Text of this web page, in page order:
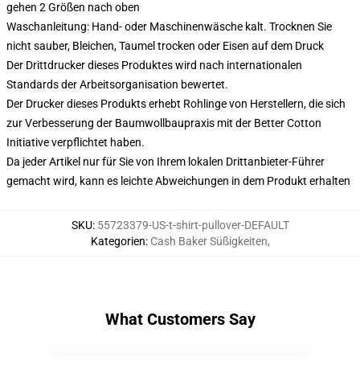
gehen 2 Größen nach oben
Waschanleitung: Hand- oder Maschinenwäsche kalt. Trocknen Sie
nicht sauber, Bleichen, Taumel trocken oder Eisen auf dem Druck
Der Drittdrucker dieses Produktes wird nach internationalen
Standards der Arbeitsorganisation bewertet.
Der Drucker dieses Produkts erhebt Rohlinge von Herstellern, die sich
zur Verbesserung der Baumwollbaupraxis mit der Better Cotton
Initiative verpflichtet haben.
Da jeder Artikel nur für Sie von Ihrem lokalen Drittanbieter-Führer
gemacht wird, kann es leichte Abweichungen in dem Produkt erhalten
SKU: 55723379-US-t-shirt-pullover-DEFAULT
Kategorien: Cash Baker Süßigkeiten,
What Customers Say